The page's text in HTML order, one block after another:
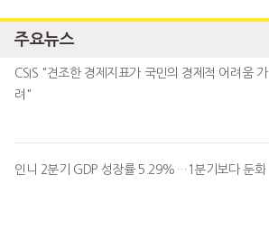
주요뉴스
CSIS "견조한 경제지표가 국민의 경제적 어려움 가
려"
인니 2분기 GDP 성장률 5.29%…1분기보다 둔화